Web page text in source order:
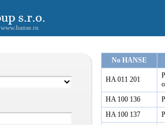
www.hanse.ru
No HANSE
HA 011 201
HA 100 136
HA 100 137